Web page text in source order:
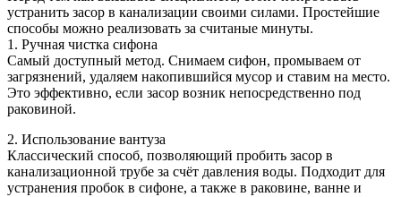
устранить засор в канализации своими силами. Простейшие
способы можно реализовать за считаные минуты.
1. Ручная чистка сифона
Самый доступный метод. Снимаем сифон, промываем от
загрязнений, удаляем накопившийся мусор и ставим на место.
Это эффективно, если засор возник непосредственно под
раковиной.
2. Использование вантуза
Классический способ, позволяющий пробить засор в
канализационной трубе за счёт давления воды. Подходит для
устранения пробок в сифоне, а также в раковине, ванне и